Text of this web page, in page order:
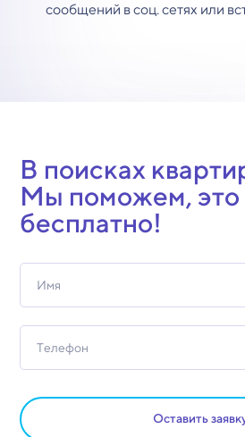
сообщений в соц. сетях или
В поисках
Мы поможем, это
бесплатно!
Оставить